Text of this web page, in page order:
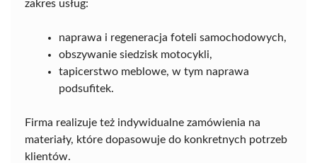
zakres usług:
naprawa i regeneracja foteli samochodowych,
obszywanie siedzisk motocykli,
tapicerstwo meblowe, w tym naprawa
podsufitek.
Firma realizuje też indywidualne zamówienia na
materiały, które dopasowuje do konkretnych potrzeb
klientów.